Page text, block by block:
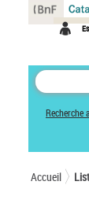
Recherche
Accueil
Panneau de